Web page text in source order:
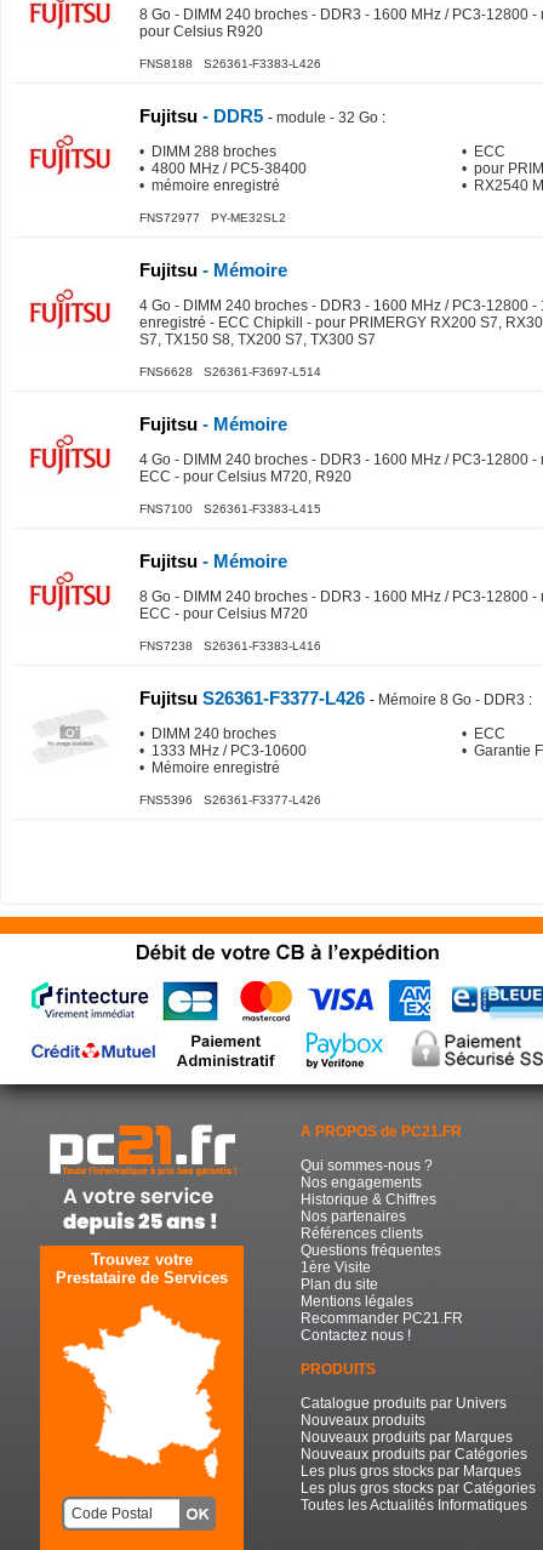
8 Go - DIMM 240 broches - DDR3 - 1600 MHz / PC3-12800
pour Celsius R920
FNS8188 S26361-F3383-L426
Fujitsu - DDR5 - module - 32 Go :
• DIMM 288 broches
• 4800 MHz / PC5-38400
• mémoire enregistré
• ECC
• pour
• RX2540
FNS72977 PY-ME32SL2
Fujitsu - Mémoire
4 Go - DIMM 240 broches - DDR3 - 1600 MHz / PC3-12800 -
enregistré - ECC Chipkill - pour PRIMERGY RX200 S7,
S7, TX150 S8, TX200 S7, TX300 S7
FNS6628 S26361-F3697-L514
Fujitsu - Mémoire
4 Go - DIMM 240 broches - DDR3 - 1600 MHz / PC3-12800
ECC - pour Celsius M720, R920
FNS7100 S26361-F3383-L415
Fujitsu - Mémoire
8 Go - DIMM 240 broches - DDR3 - 1600 MHz / PC3-12800
ECC - pour Celsius M720
FNS7238 S26361-F3383-L416
Fujitsu S26361-F3377-L426 - Mémoire 8 Go - DDR3 :
• DIMM 240 broches
• 1333 MHz / PC3-10600
• Mémoire enregistré
• ECC
• Garantie
FNS5396 S26361-F3377-L426
Trouvez votre
Prestataire de Services
A PROPOS de PC21.FR
Qui sommes-nous ?
Nos engagements
Historique & Chiffres
Nos partenaires
Références clients
Questions fréquentes
1ère Visite
Plan du site
Mentions légales
Recommander PC21.FR
Contactez nous !
PRODUITS
Catalogue produits par Univers
Nouveaux produits
Nouveaux produits par Marques
Nouveaux produits par Catégories
Les plus gros stocks par Marques
Les plus gros stocks par Catégories
Toutes les Actualités Informatiques